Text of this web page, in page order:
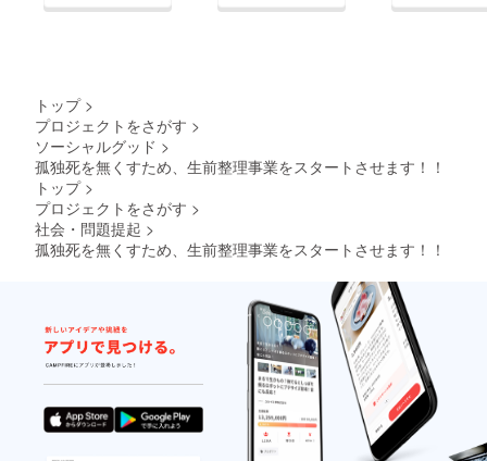
トップ >
プロジェクトをさがす >
ソーシャルグッド >
孤独死を無くすため、生前整理事業をスタートさせます！！
トップ >
プロジェクトをさがす >
社会・問題提起 >
孤独死を無くすため、生前整理事業をスタートさせます！！